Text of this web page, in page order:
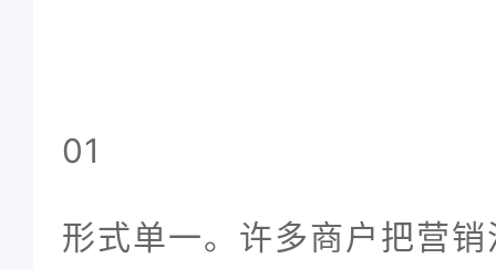
01
形式单一。许多商户把营